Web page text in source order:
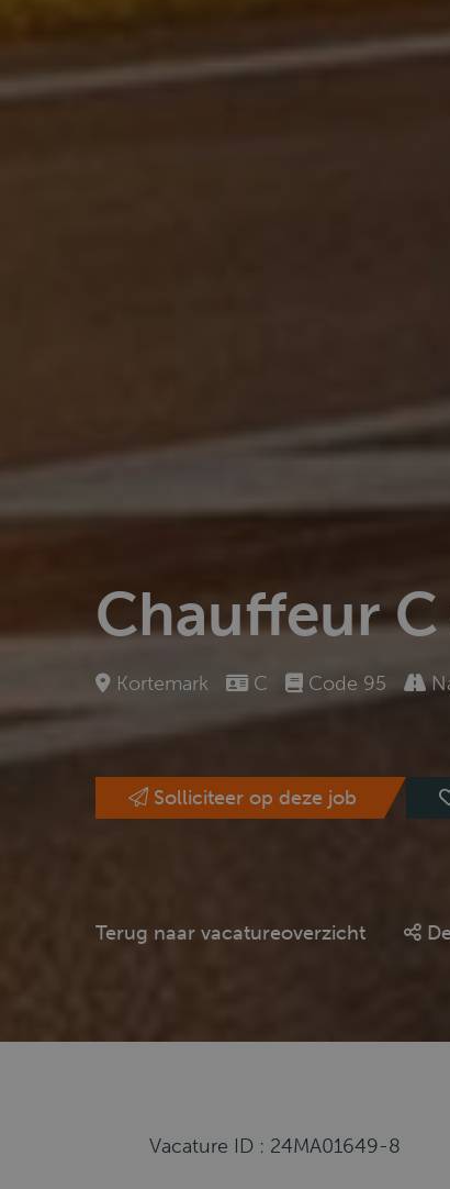
Chauffeur
Kortemark C Code 95
Solliciteer op deze job
Terug naar vacatureoverzicht
Vacature ID : 24MA01649-8